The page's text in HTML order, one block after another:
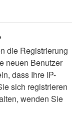
die Registrierung
neuen Benutzer
dass Ihre IP-
sich registrieren
wenden Sie